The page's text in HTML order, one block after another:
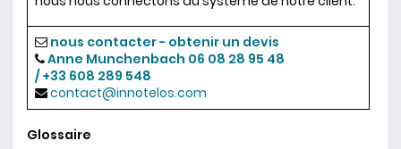
nous contacter - obtenir un devis
Anne Munchenbach 06 08 28 95 48
/ +33 608 289 548
contact@innotelos.com
Glossaire